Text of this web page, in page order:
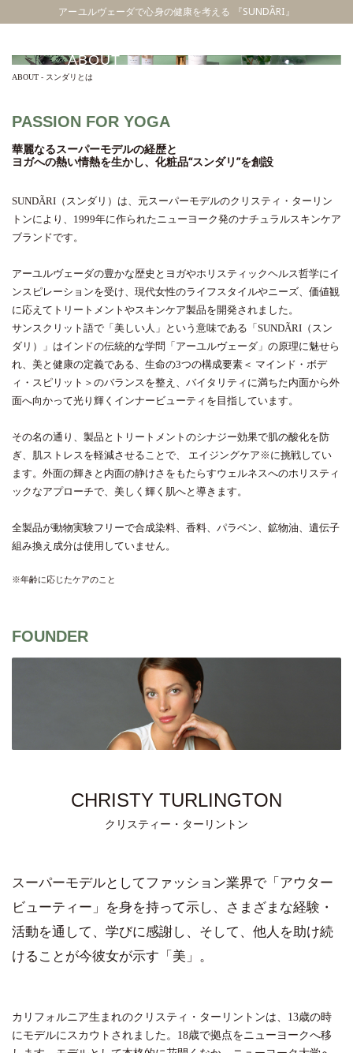
アーユルヴェーダで心身の健康を考える 『SUNDÃRI』
ABOUT
ABOUT - スンダリとは
PASSION FOR YOGA
華麗なるスーパーモデルの経歴と
ヨガへの熱い情熱を生かし、化粧品“スンダリ”を創設
SUNDÃRI（スンダリ）は、元スーパーモデルのクリスティ・ターリン
トンにより、1999年に作られたニューヨーク発のナチュラルスキンケア
ブランドです。
アーユルヴェーダの豊かな歴史とヨガやホリスティックヘルス哲学にイ
ンスピレーションを受け、現代女性のライフスタイルやニーズ、価値観
に応えてトリートメントやスキンケア製品を開発されました。
サンスクリット語で「美しい人」という意味である「SUNDÃRI（スン
ダリ）」はインドの伝統的な学問「アーユルヴェーダ」の原理に魅せら
れ、美と健康の定義である、生命の3つの構成要素＜ マインド・ボデ
ィ・スピリット＞のバランスを整え、バイタリティに満ちた内面から外
面へ向かって光り輝くインナービューティを目指しています。
その名の通り、製品とトリートメントのシナジー効果で肌の酸化を防
ぎ、肌ストレスを軽減させることで、 エイジングケア※に挑戦してい
ます。外面の輝きと内面の静けさをもたらすウェルネスへのホリスティ
ックなアプローチで、美しく輝く肌へと導きます。
全製品が動物実験フリーで合成染料、香料、パラベン、鉱物油、遺伝子
組み換え成分は使用していません。
※年齢に応じたケアのこと
FOUNDER
CHRISTY TURLINGTON
クリスティー・ターリントン
スーパーモデルとしてファッション業界で「アウター
ビューティー」を身を持って示し、さまざまな経験・
活動を通して、学びに感謝し、そして、他人を助け続
けることが今彼女が示す「美」。
カリフォルニア生まれのクリスティ・ターリントンは、13歳の時
にモデルにスカウトされました。18歳で拠点をニューヨークへ移